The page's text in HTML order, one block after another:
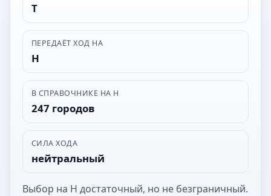
Т
ПЕРЕДАЁТ ХОД НА
Н
В СПРАВОЧНИКЕ НА Н
247 городов
СИЛА ХОДА
нейтральный
Выбор на Н достаточный, но не безграничный.